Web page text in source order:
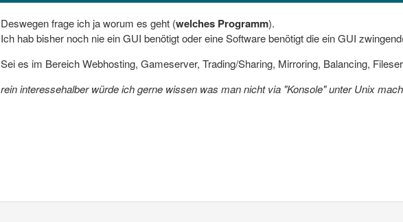
Deswegen frage ich ja worum es geht (welches Programm).
Ich hab bisher noch nie ein GUI benötigt oder eine Software benötigt die ein GUI
Sei es im Bereich Webhosting, Gameserver, Trading/Sharing, Mirroring, Balancing,
rein interessehalber würde ich gerne wissen was man nicht via "Konsole" unter Unix